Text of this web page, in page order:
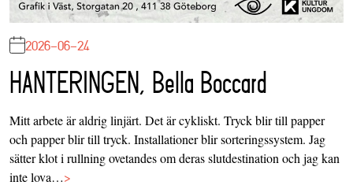
2026-06-24
HANTERINGEN, Bella Boccard
Mitt arbete är aldrig linjärt. Det är cykliskt. Tryck blir till papper
och papper blir till tryck. Installationer blir sorteringssystem. Jag
sätter klot i rullning ovetandes om deras slutdestination och jag kan
inte lova…>